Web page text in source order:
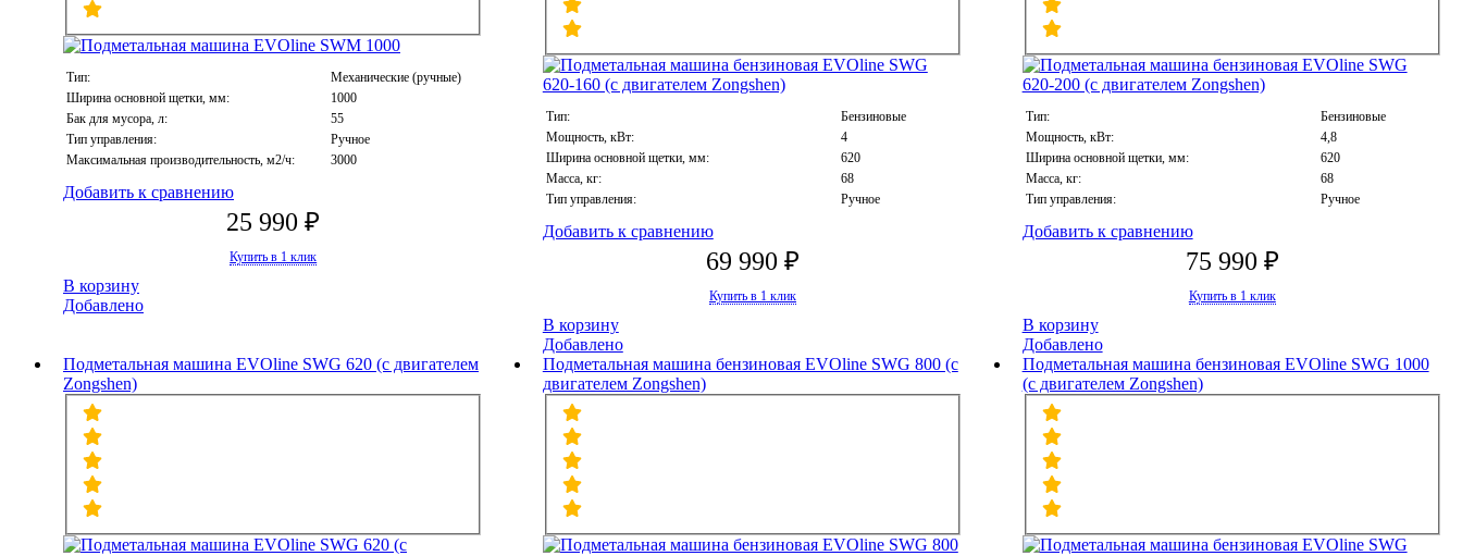
Тип:
Механические (ручные)
Ширина основной щетки, мм:
1000
Бак для мусора, л:
55
Тип управления:
Ручное
Максимальная производительность, м2/ч:
3000
Добавить к сравнению
25 990 ₽
Купить в 1 клик
В корзину
Добавлено
Тип:
Бензиновые
Мощность, кВт:
4
Ширина основной щетки, мм:
620
Масса, кг:
68
Тип управления:
Ручное
Добавить к сравнению
69 990 ₽
Купить в 1 клик
В корзину
Добавлено
Тип:
Бензиновые
Мощность, кВт:
4,8
Ширина основной щетки, мм:
620
Масса, кг:
68
Тип управления:
Ручное
Добавить к сравнению
75 990 ₽
Купить в 1 клик
В корзину
Добавлено
Подметальная машина EVOline SWG 620 (с двигателем
Zongshen)
Подметальная машина бензиновая EVOline SWG 800 (с
двигателем Zongshen)
Подметальная машина бензиновая EVOline SWG 1000
(с двигателем Zongshen)